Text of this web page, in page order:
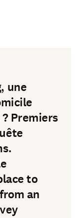
une
Premiers
to
an